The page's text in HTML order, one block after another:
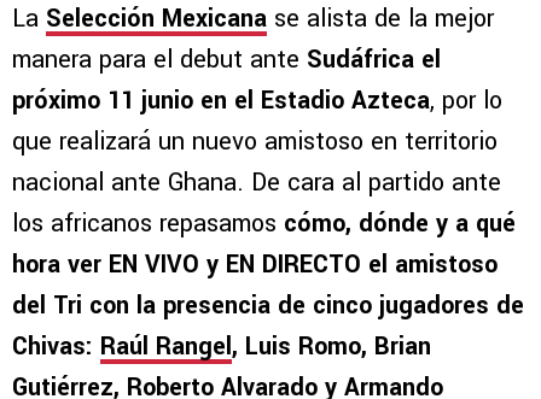
La Selección Mexicana se alista de la mejor
manera para el debut ante Sudáfrica el
próximo 11 junio en el Estadio Azteca, por lo
que realizará un nuevo amistoso en territorio
nacional ante Ghana. De cara al partido ante
los africanos repasamos cómo, dónde y a qué
hora ver EN VIVO y EN DIRECTO el amistoso
del Tri con la presencia de cinco jugadores de
Chivas: Raúl Rangel, Luis Romo, Brian
Gutiérrez, Roberto Alvarado y Armando